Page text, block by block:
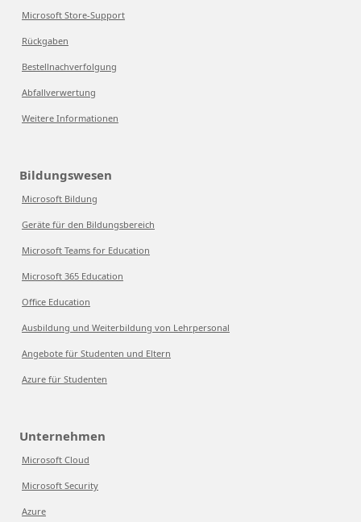
Microsoft Store-Support
Rückgaben
Bestellnachverfolgung
Abfallverwertung
Weitere Informationen
Bildungswesen
Microsoft Bildung
Geräte für den Bildungsbereich
Microsoft Teams for Education
Microsoft 365 Education
Office Education
Ausbildung und Weiterbildung von Lehrpersonal
Angebote für Studenten und Eltern
Azure für Studenten
Unternehmen
Microsoft Cloud
Microsoft Security
Azure